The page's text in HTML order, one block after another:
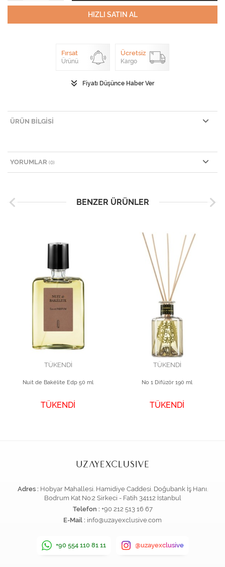
HIZLI SATIN AL
Fırsat
Ürünü
Ücretsiz
Kargo
Fiyatı Düşünce Haber Ver
ÜRÜN BILGISI
YORUMLAR (0)
BENZER ÜRÜNLER
TÜKENDİ
Nuit de Bakélite Edp 50 ml
TÜKENDİ
TÜKENDİ
No 1 Difüzör 190 ml
TÜKENDİ
Adres : Hobyar Mahallesi. Hamidiye Caddesi. Doğubank İş Hanı.
Bodrum Kat No:2 Sirkeci - Fatih 34112 İstanbul
Telefon : +90 212 513 16 67
E-Mail : info@uzayexclusive.com
+90 554 110 81 11 @uzayexclusive